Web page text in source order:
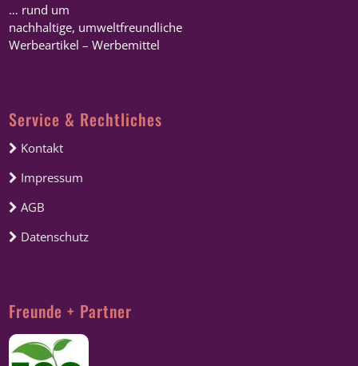
… rund um
nachhaltige, umweltfreundliche
Werbeartikel – Werbemittel
Service & Rechtliches
Kontakt
Impressum
AGB
Datenschutz
Freunde + Partner